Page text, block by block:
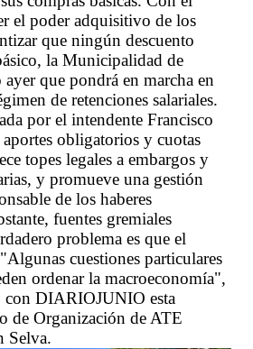
el poder adquisitivo de los
que ningún descuento
la Municipalidad de
que pondrá en marcha en
de retenciones salariales.
por el intendente Francisco
obligatorios y cuotas
topes legales a embargos y
y promueve una gestión
de los haberes
fuentes gremiales
problema es que el
cuestiones particulares
ordenar la macroeconomía",
con DIARIOJUNIO esta
de Organización de ATE
Selva.